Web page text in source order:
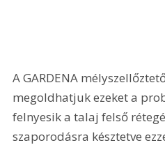
A GARDENA
megoldhatjuk ezeket a
felnyesik a talaj felső
szaporodásra késztetve